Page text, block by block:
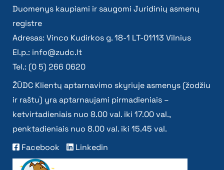
Duomenys kaupiami ir saugomi Juridinių asmenų
registre
Adresas: Vinco Kudirkos g. 18-1 LT-01113 Vilnius
El.p.: info@zudc.lt
Tel.: (0 5) 266 0620
ŽŪDC Klientų aptarnavimo skyriuje asmenys (žodžiu
ir raštu) yra aptarnaujami pirmadieniais –
ketvirtadieniais nuo 8.00 val. iki 17.00 val.,
penktadieniais nuo 8.00 val. iki 15.45 val.
Facebook
Linkedin